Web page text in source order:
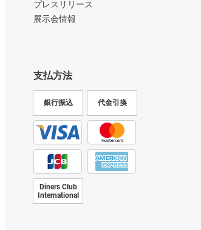
プレスリリース
展示会情報
支払方法
銀行振込 代金引換
Diners Club
International